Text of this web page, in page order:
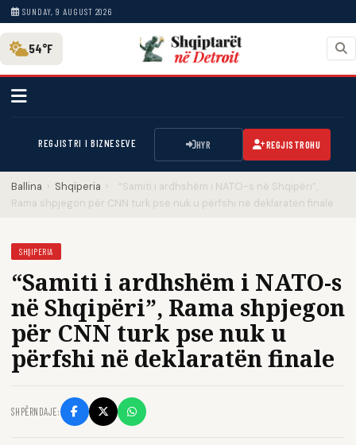
SUNDAY, 9 AUGUST 2026
54°F
REGJISTRI I BIZNESEVE HYR REGJISTROHU
Ballina › Shqiperia ›
“Samiti i ardhshëm i NATO-s në Shqipëri”,
Rama shpjegon për CNN turk pse nuk u përfshi në deklaratën finale
SHQIPERIA
“Samiti i ardhshëm i NATO-s
në Shqipëri”, Rama shpjegon
për CNN turk pse nuk u
përfshi në deklaratën finale
SHPËRNDAJE: